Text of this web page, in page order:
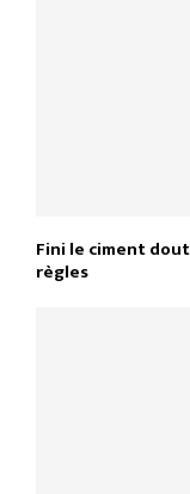
Fini le ciment
règles